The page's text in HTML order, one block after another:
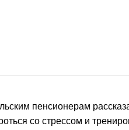
пенсионерам
со стрессом и